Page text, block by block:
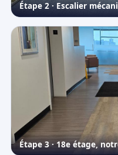
Étape 2 · Escalier
Étape 3 · 18e étage,